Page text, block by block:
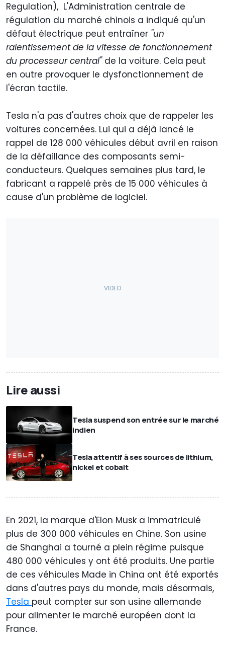
Regulation), L'Administration centrale de
régulation du marché chinois a indiqué qu'un
défaut électrique peut entraîner "un
ralentissement de la vitesse de fonctionnement
du processeur central" de la voiture. Cela peut
en outre provoquer le dysfonctionnement de
l'écran tactile.
Tesla n'a pas d'autres choix que de rappeler les
voitures concernées. Lui qui a déjà lancé le
rappel de 128 000 véhicules début avril en raison
de la défaillance des composants semi-
conducteurs. Quelques semaines plus tard, le
fabricant a rappelé près de 15 000 véhicules à
cause d'un problème de logiciel.
Lire aussi
Tesla suspend son entrée sur le marché
indien
Tesla attentif à ses sources de lithium,
nickel et cobalt
En 2021, la marque d'Elon Musk a immatriculé
plus de 300 000 véhicules en Chine. Son usine
de Shanghai a tourné a plein régime puisque
480 000 véhicules y ont été produits. Une partie
de ces véhicules Made in China ont été exportés
dans d'autres pays du monde, mais désormais,
Tesla peut compter sur son usine allemande
pour alimenter le marché européen dont la
France.